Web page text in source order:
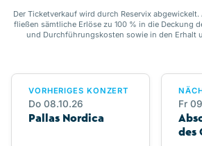
Der Ticketverkauf wird durch Reservix
fließen sämtliche Erlöse zu 100 % in die Deckung
und Durchführungskosten sowie in den Erhalt
VORHERIGES KONZERT
Do 08.10.26
Pallas Nordica
Fr
des